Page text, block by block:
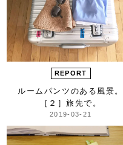
REPORT
ルームパンツのある風景。
［２］旅先で。
2019-03-21